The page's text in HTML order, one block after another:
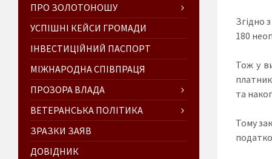
Згідно
180
Тож у
та
Тому
ПРО ЗОЛОТОНОШУ
УСПІШНІ КЕЙСИ ГРОМАДИ
ІНВЕСТИЦІЙНИЙ ПАСПОРТ
МІЖНАРОДНА СПІВПРАЦЯ
ПРОЗОРА ВЛАДА
ВЕТЕРАНСЬКА ПОЛІТИКА
ЗРАЗКИ ЗАЯВ
ДОВІДНИК